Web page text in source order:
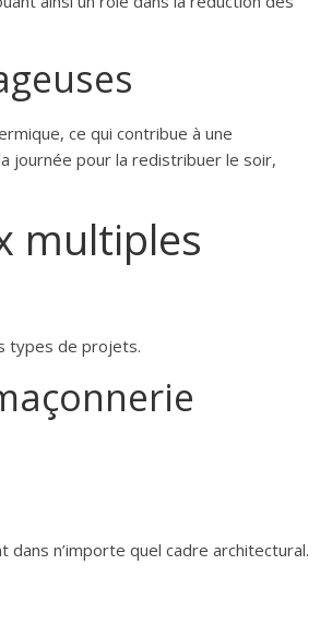
ce qui contribue à une
journée pour la redistribuer le soir,
multiples
types de projets.
n’importe quel cadre architectural.